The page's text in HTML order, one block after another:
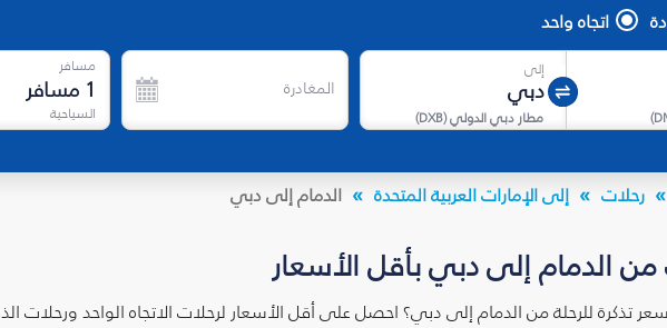
اتجاه واحد
)
إلى
مطار دبي الدولي(
DXB
)
المغادرة
مسافر
1 مسافر
السياحية
رحلات إلى الإمارات العربية المتحدة الدمام إلى دبي
من الدمام إلى دبي بأقل الأسعار
تذكرة للرحلة من الدمام إلى دبي؟ احصل على أقل الأسعار لرحلات الاتجاه الواحد ورحلات